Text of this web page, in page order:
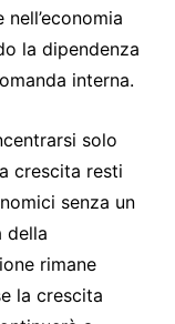
la dipendenza
interna.
solo
crescita resti
senza un
della
rimane
la crescita